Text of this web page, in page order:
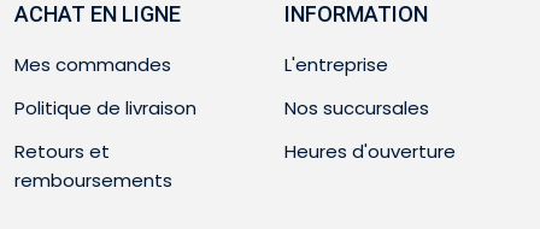
ACHAT EN LIGNE
Mes commandes
Politique de livraison
Retours et
remboursements
INFORMATION
L'entreprise
Nos succursales
Heures d'ouverture